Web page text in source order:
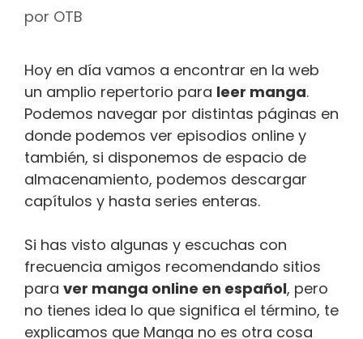
por OTB
Hoy en día vamos a encontrar en la web
un amplio repertorio para leer manga.
Podemos navegar por distintas páginas en
donde podemos ver episodios online y
también, si disponemos de espacio de
almacenamiento, podemos descargar
capítulos y hasta series enteras.
Si has visto algunas y escuchas con
frecuencia amigos recomendando sitios
para ver manga online en español, pero
no tienes idea lo que significa el término, te
explicamos que Manga no es otra cosa